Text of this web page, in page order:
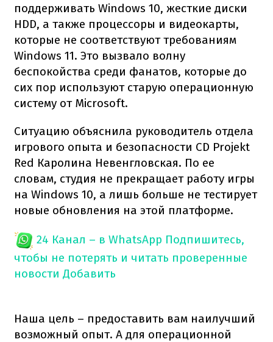
поддерживать Windows 10, жесткие диски
HDD, а также процессоры и видеокарты,
которые не соответствуют требованиям
Windows 11. Это вызвало волну
беспокойства среди фанатов, которые до
сих пор используют старую операционную
систему от Microsoft.
Ситуацию объяснила руководитель отдела
игрового опыта и безопасности CD Projekt
Red Каролина Невенгловская. По ее
словам, студия не прекращает работу игры
на Windows 10, а лишь больше не тестирует
новые обновления на этой платформе.
24 Канал – в WhatsApp Подпишитесь,
чтобы не потерять и читать проверенные
новости Добавить
Наша цель – предоставить вам наилучший
возможный опыт. А для операционной